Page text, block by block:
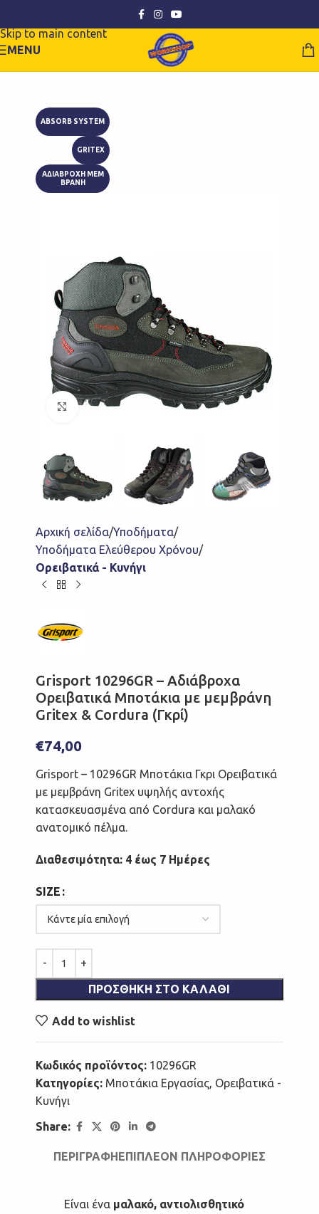
Skip to main content
MENU
ABSORB SYSTEM
GRITEX
ΑΔΙΑΒΡΟΧΗ ΜΕΜ
ΒΡΑΝΗ
Click to enlarge
Αρχική σελίδα Υποδήματα
Υποδήματα Ελεύθερου Χρόνου
Ορειβατικά - Κυνήγι
Grisport 10296GR – Αδιάβροχα
Ορειβατικά Μποτάκια με μεμβράνη
Gritex & Cordura (Γκρί)
€74,00
Grisport – 10296GR Μποτάκια Γκρι Ορειβατικά
με μεμβράνη Gritex υψηλής αντοχής
κατασκευασμένα από Cordura και μαλακό
ανατομικό πέλμα.
Διαθεσιμότητα: 4 έως 7 Ημέρες
SIZE
ΠΡΟΣΘΉΚΗ ΣΤΟ ΚΑΛΆΘΙ
Add to wishlist
Κωδικός προϊόντος: 10296GR
Κατηγορίες: Μποτάκια Εργασίας, Ορειβατικά -
Κυνήγι
Share:
ΠΕΡΙΓΡΑΦΉΕΠΙΠΛΈΟΝ ΠΛΗΡΟΦΟΡΊΕΣ
Είναι ένα μαλακό, αντιολισθητικό